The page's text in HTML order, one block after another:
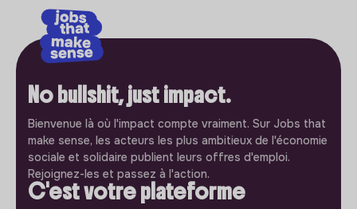
No bullshit, just impact.
Bienvenue là où l'impact compte vraiment. Sur Jobs that
make sense, les acteurs les plus ambitieux de l'économie
sociale et solidaire publient leurs offres d'emploi.
Rejoignez-les et passez à l'action.
C'est votre plateforme